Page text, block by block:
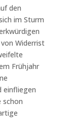
den
im Sturm
Widerrist
Frühjahr
einfliegen
schon